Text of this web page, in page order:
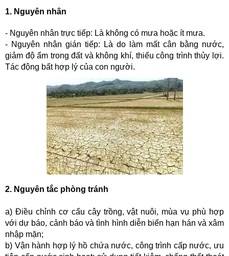
Thời tiết - Thủy văn
Trạm đo mực nước tự động
Trạm đo mưa tự động
Mực nước sông
Mực nước hồ chứa
PHÒNG CHỐNG THIÊN TAI - TKCN
Văn bản chỉ đạo, điều hành
Hoạt động PCTT, TKCN
Phương án Ứng phó THKC các hồ chứa nước
Bản đồ ngập lụt các hồ chứa nước
TÀI LIỆU VỀ PCTT
1. Nguyên nhân
- Nguyên nhân trực tiếp: Là không có mưa hoặc ít mưa.
- Nguyên nhân gián tiếp: Là do làm mất cân bằng nước,
giảm độ ẩm trong đất và không khí, thiếu công trình thủy lợi.
Tác động bất hợp lý của con người.
2. Nguyên tắc phòng tránh
a) Điều chỉnh cơ cấu cây trồng, vật nuôi, mùa vụ phù hợp
với dự báo, cảnh báo và tình hình diễn biến hạn hán và xâm
nhập mặn;
b) Vận hành hợp lý hồ chứa nước, công trình cấp nước, ưu